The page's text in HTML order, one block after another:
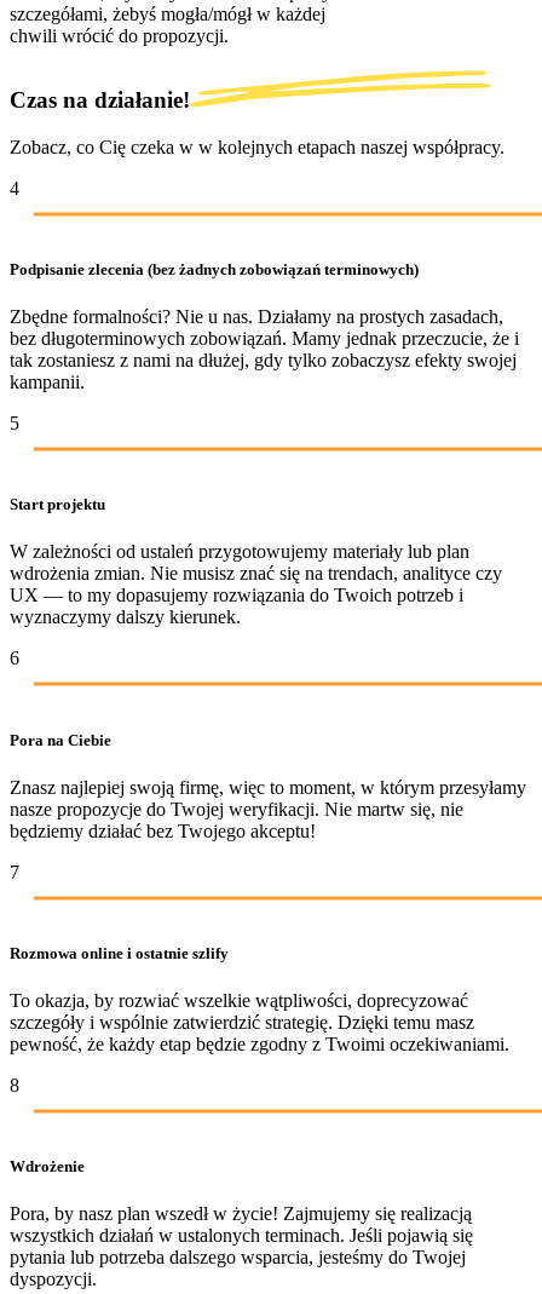
szczegółami, żebyś mogła/mógł w każdej
chwili wrócić do propozycji.
Czas na działanie!
Zobacz, co Cię czeka w w kolejnych etapach naszej współpracy.
4
Podpisanie zlecenia (bez żadnych zobowiązań terminowych)
Zbędne formalności? Nie u nas. Działamy na prostych zasadach,
bez długoterminowych zobowiązań. Mamy jednak przeczucie, że i
tak zostaniesz z nami na dłużej, gdy tylko zobaczysz efekty swojej
kampanii.
5
Start projektu
W zależności od ustaleń przygotowujemy materiały lub plan
wdrożenia zmian. Nie musisz znać się na trendach, analityce czy
UX — to my dopasujemy rozwiązania do Twoich potrzeb i
wyznaczymy dalszy kierunek.
6
Pora na Ciebie
Znasz najlepiej swoją firmę, więc to moment, w którym przesyłamy
nasze propozycje do Twojej weryfikacji. Nie martw się, nie
będziemy działać bez Twojego akceptu!
7
Rozmowa online i ostatnie szlify
To okazja, by rozwiać wszelkie wątpliwości, doprecyzować
szczegóły i wspólnie zatwierdzić strategię. Dzięki temu masz
pewność, że każdy etap będzie zgodny z Twoimi oczekiwaniami.
8
Wdrożenie
Pora, by nasz plan wszedł w życie! Zajmujemy się realizacją
wszystkich działań w ustalonych terminach. Jeśli pojawią się
pytania lub potrzeba dalszego wsparcia, jesteśmy do Twojej
dyspozycji.